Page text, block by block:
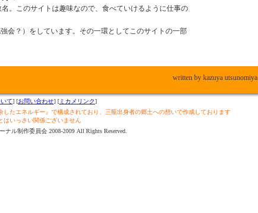
。このサイトは趣味なので、食べていけるように仕事の
会？）をしています。その一環としてこのサイトの一部
written by kazuya utsunomiya
て] [お問い合わせ] [ミカメリンク]
たエネルギー』で構成されており、三瓶出身者の郷土への想いで作成しております
はいっさい関係ございません
ル制作委員会 2008-2009 All Rights Reserved.